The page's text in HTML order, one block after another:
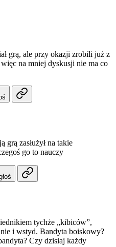
grą, ale przy okazji zrobili już z
na mniej dyskusji nie ma co
zasłużył na takie
go to nauczy
tychże „kibiców”,
i wstyd. Bandyta boiskowy?
Czy dzisiaj każdy